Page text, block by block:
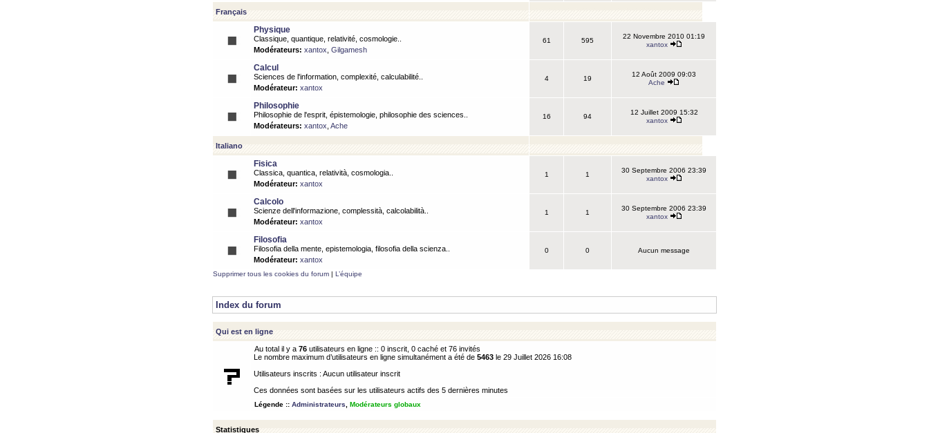
Français
Physique
Classique, quantique, relativité, cosmologie..
Modérateurs: xantox Gilgamesh
61 595
22 Novembre 2010 01:19
xantox
Calcul
Sciences de l'information, complexité, calculabilité..
Modérateur: xantox
4 19
12 Août 2009 09:03
Ache
Philosophie
Philosophie de l'esprit, épistemologie, philosophie des sciences..
Modérateurs: xantox Ache
16 94
12 Juillet 2009 15:32
xantox
Italiano
Fisica
Classica, quantica, relatività, cosmologia..
Modérateur: xantox
1 1
30 Septembre 2006 23:39
xantox
Calcolo
Scienze dell'informazione, complessità, calcolabilità..
Modérateur: xantox
1 1
30 Septembre 2006 23:39
xantox
Filosofia
Filosofia della mente, epistemologia, filosofia della scienza..
Modérateur: xantox
0 0 Aucun message
Supprimer tous les cookies du forum | L’équipe
Index du forum
Qui est en ligne
Au total il y a 76 utilisateurs en ligne :: 0 inscrit, 0 caché et 76 invités
Le nombre maximum d’utilisateurs en ligne simultanément a été de 5463 le 29 Juillet 2026 16:08
Utilisateurs inscrits : Aucun utilisateur inscrit
Ces données sont basées sur les utilisateurs actifs des 5 dernières minutes
Légende :: Administrateurs Modérateurs globaux
Statistiques